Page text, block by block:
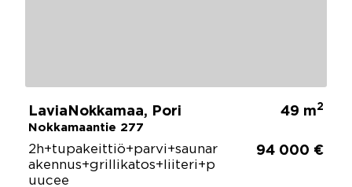
LaviaNokkamaa, Pori
Nokkamaantie 277
49 m2
2h+tupakeittiö+parvi+saunar
akennus+grillikatos+liiteri+p
uucee
94 000 €